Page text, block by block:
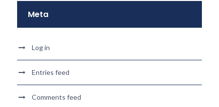
Meta
Log in
Entries feed
Comments feed